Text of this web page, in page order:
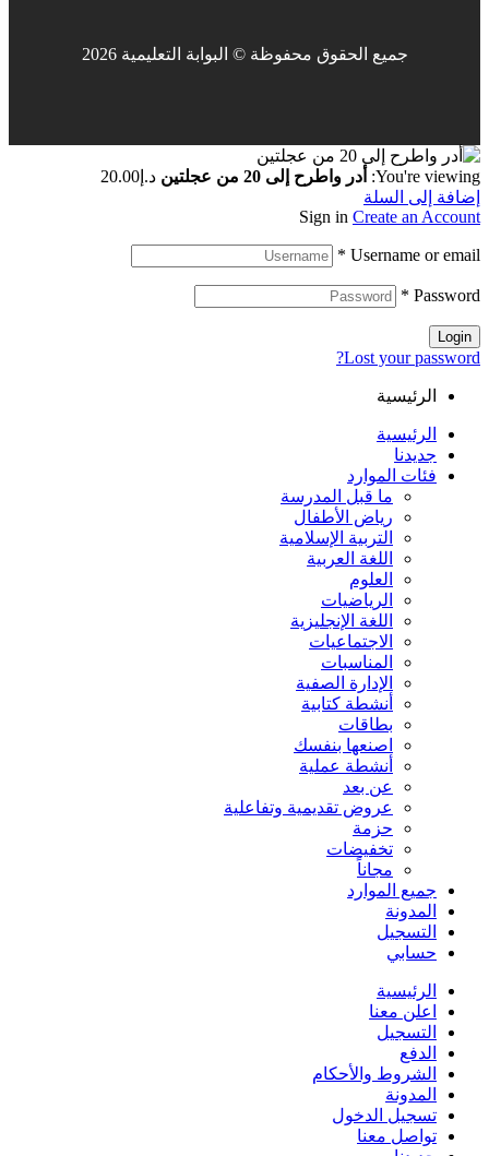
جميع الحقوق محفوظة © البوابة التعليمية 2026
You're viewing: أدر واطرح إلى 20 من عجلتين د.إ 20.00
إضافة إلى السلة
Sign in Create an Account
Username or email
*
Password
*
Login
Lost your password?
الرئيسية
الرئيسية
جديدنا
فئات الموارد
ما قبل المدرسة
رياض الأطفال
التربية الإسلامية
اللغة العربية
العلوم
الرياضيات
اللغة الإنجليزية
الاجتماعيات
المناسبات
الإدارة الصفية
أنشطة كتابية
بطاقات
اصنعها بنفسك
أنشطة عملية
عن بعد
عروض تقديمية وتفاعلية
حزمة
تخفيضات
مجاناً
جميع الموارد
المدونة
التسجيل
حسابي
الرئيسية
اعلن معنا
التسجيل
الدفع
الشروط والأحكام
المدونة
تسجيل الدخول
تواصل معنا